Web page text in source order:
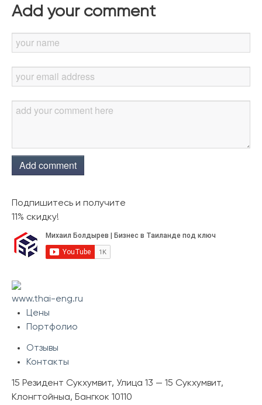
Add your comment
Add comment
Подпишитесь и получите
11% скидку!
www.thai-eng.ru
Цены
Портфолио
Отзывы
Контакты
15 Резидент Сукхумвит, Улица 13 — 15 Сукхумвит,
Клонгтойныа, Бангкок 10110